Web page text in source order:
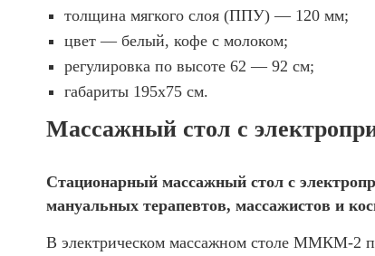
толщина мягкого слоя (ППУ) — 120 мм;
цвет — белый, кофе с молоком;
регулировка по высоте 62 — 92 см;
габариты 195х75 см.
Массажный стол с
Стационарный массажный стол с
мануальных терапевтов, массажистов и
В электрическом массажном столе ММКМ-2